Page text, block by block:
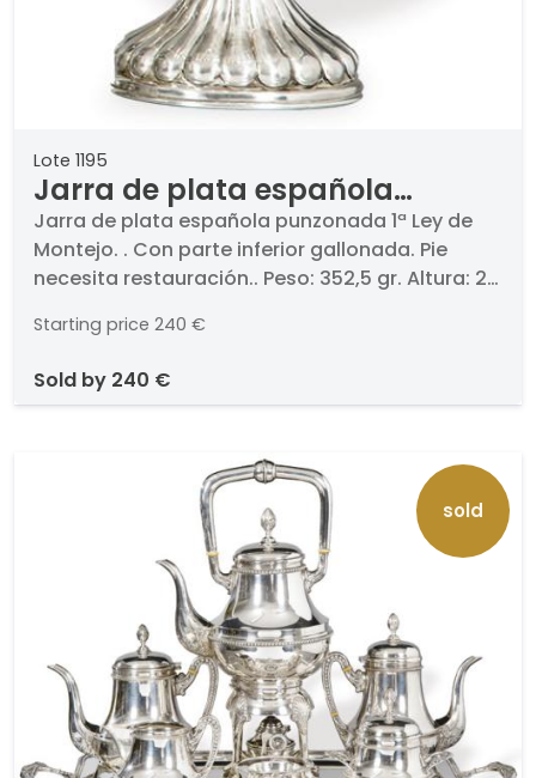
Lote 1195
Jarra de plata española
punzonada 1ª Ley de Montejo.
Jarra de plata española punzonada 1ª Ley de
Montejo. . Con parte inferior gallonada. Pie
necesita restauración.. Peso: 352,5 gr. Altura: 27
Starting price 240 €
sold by 240 €
sold